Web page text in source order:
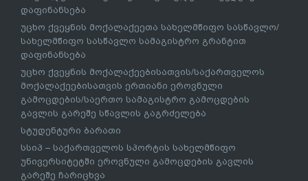
დაფინანსება
უცხო ქვეყნის მოქალაქეეთა სახელმწიფო სასწავლო/
სახელმწიფო სასწავლო სამაგისტრო გრანტით
დაფინანსება
უცხო ქვეყნის მოქალაქეებისათვის/საქართველოს
მოქალაქეებისათვის ერთიანი ეროვნული
გამოცდების/საერთო სამაგისტრო გამოცდების
გავლის გარეშე სწავლის გაგრძელება
სტუდენტური ბარათი
სსიპ – საქართველოს სპორტის სახელმწიფო
უნივერსიტეტში ეროვნული გამოცდების გავლის
გარეშე ჩარიცხვა